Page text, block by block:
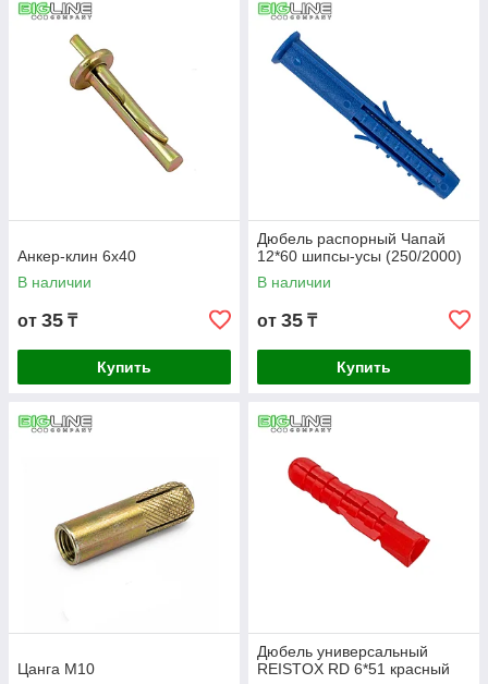
Анкер-клин 6х40
В наличии
от 35 ₸
Купить
Дюбель распорный Чапай
12*60 шипсы-усы (250/2000)
В наличии
от 35 ₸
Купить
Цанга М10
Дюбель универсальный
REISTOX RD 6*51 красный